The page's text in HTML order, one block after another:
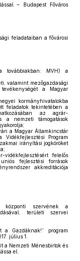
– Budapest Főváros
feladataiban a fővárosi
továbbiakban: MVH) a
valamint mezőgazdasági
a Magyar
kormányhivatalokba
feladatok tekintetében a
az agrár-
a nemzeti támogatások
a Magyar Államkincstár
Vidékfejlesztési Program
irányítási jogköröket
felelős
fejlesztési források
akkreditációja
szervének a
területi szervei
Gazdáknak!” program
július 1.
a Nemzeti Ménesbirtok és
el.